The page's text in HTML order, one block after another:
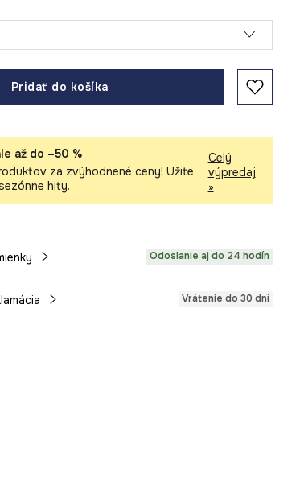
Pridať do košíka
až do –50 %
za zvýhodnené ceny! Užite
hity.
Celý
výpredaj
»
Odoslanie aj do 24 hodín
Vrátenie do 30 dní